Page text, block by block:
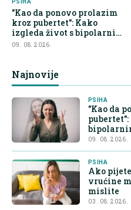
PSIHA
"Kao da ponovo prolazim
kroz pubertet": Kako
izgleda život s bipolarnim
poremećajem u pedesetim
09. 08. 2026.
Najnovije
PSIHA
"Kao da
09. 08. 2026.
PSIHA
Ako
vrućine
mislite
03. 08. 2026.